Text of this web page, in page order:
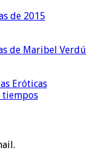
de 2015
de Maribel Verdú
Eróticas
tiempos